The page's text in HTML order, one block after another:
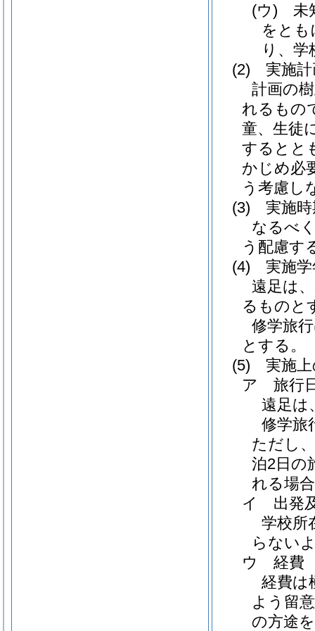
(ウ) 未
をとも
り、
(2) 実施計
計画の
れるもの
童、生徒
するとと
かじめ必
う考慮し
(3) 実施時
なるべ
う配慮す
(4) 実施学
遠足は
るものと
修学旅
とする。
(5) 実施上
ア 旅行
遠足は
修学旅
ただし
泊2日の
れる場
イ 出発
学校所
らない
ウ 経費
経費は
よう留
の方途